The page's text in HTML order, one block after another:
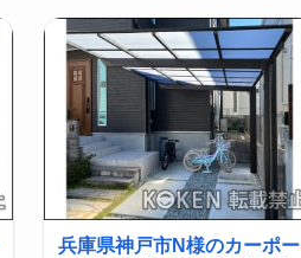
兵庫県神戸市N様のカーポー